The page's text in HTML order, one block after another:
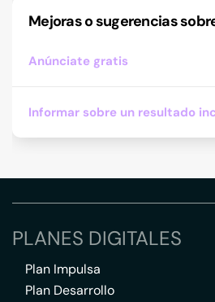
Mejoras o sugerencias
Anúnciate gratis
Informar sobre un resultado
PLANES DIGITALES
Plan Impulsa
Plan Desarrollo